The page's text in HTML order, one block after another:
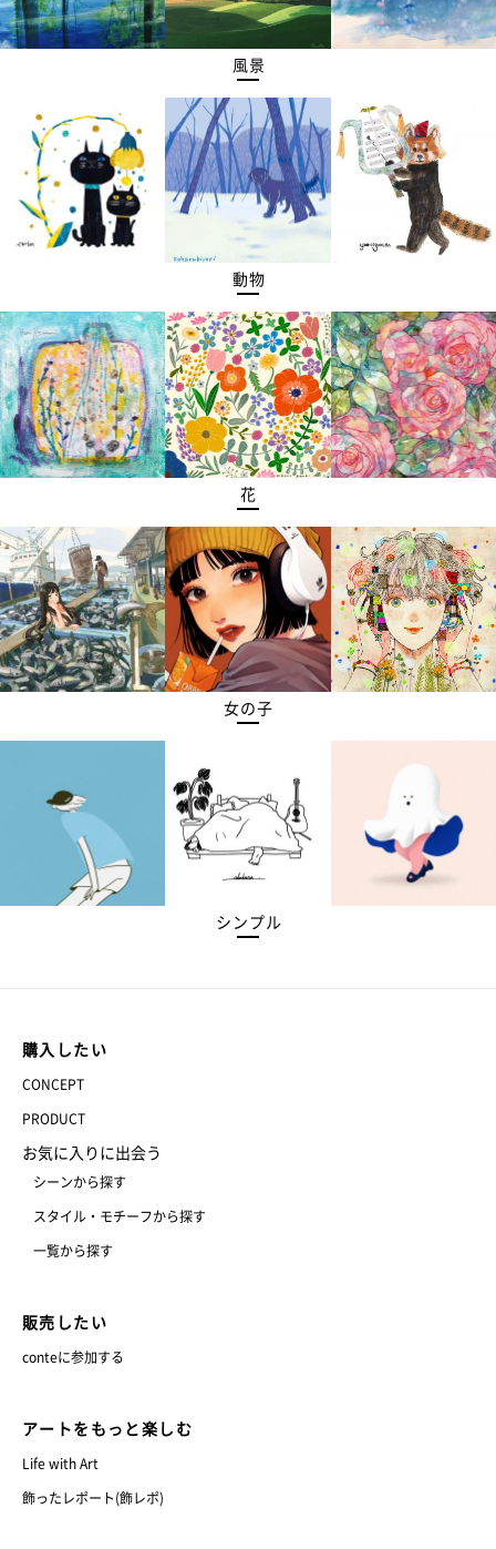
風景
動物
花
女の子
シンプル
購入したい
CONCEPT
PRODUCT
お気に入りに出会う
シーンから探す
スタイル・モチーフから探す
一覧から探す
販売したい
conteに参加する
アートをもっと楽しむ
Life with Art
飾ったレポート(飾レポ)